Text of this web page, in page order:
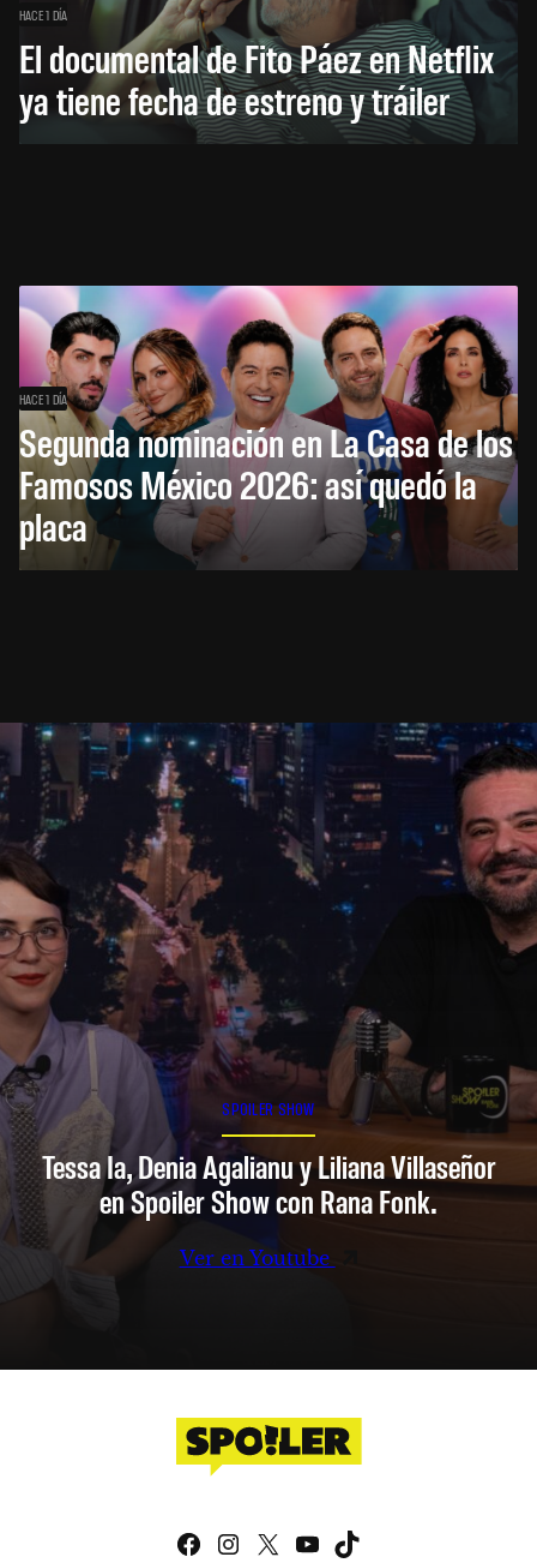
HACE 1 DÍA
El documental de Fito Páez en Netflix
ya tiene fecha de estreno y tráiler
HACE 1 DÍA
Segunda nominación en La Casa de los
Famosos México 2026: así quedó la
placa
SPOILER SHOW
Tessa Ia, Denia Agalianu y Liliana Villaseñor
en Spoiler Show con Rana Fonk.
Ver en Youtube
Facebook
Instagram
X YouTube